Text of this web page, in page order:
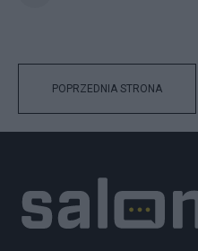
POPRZEDNIA STRONA